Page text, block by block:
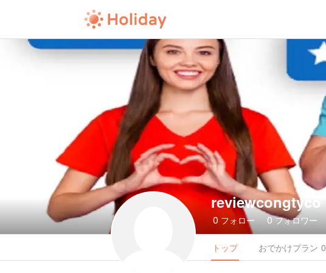
reviewcongtyco
0フォロー 0フォロワー
トップ おでかけプラン 0